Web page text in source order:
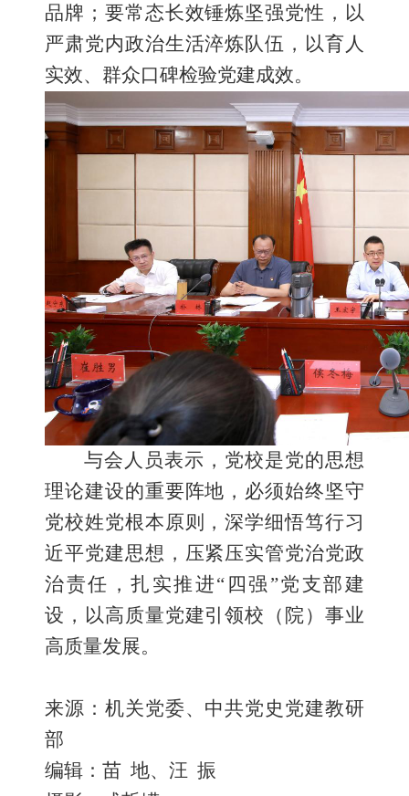
品牌 ；要常态长效锤炼坚强党性 ， 以
严肃党内政治生活淬炼队伍，以育人
实效、群众口碑检验党建成效。
与会人员表示，党校是党的思想
理论建设的重要阵地，必须始终坚守
党校姓党根本原则，深学细悟笃行习
近平党建思想，压紧压实管党治党政
治责任，扎实推进“四强”党支部建
设，以高质量党建引领校（院）事业
高质量发展。
来源：机关党委、中共党史党建教研
部
编辑： 苗 地、 汪 振